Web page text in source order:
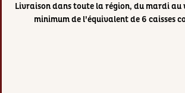
Livraison dans toute la région, du mardi au
minimum de l’équivalent de 6 caisses